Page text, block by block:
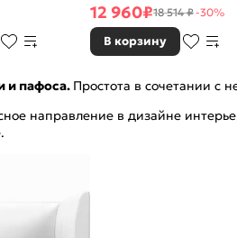
12 960₽18 514 ₽-30%
В корзину
и пафоса. Простота в сочетании с
направление в дизайне